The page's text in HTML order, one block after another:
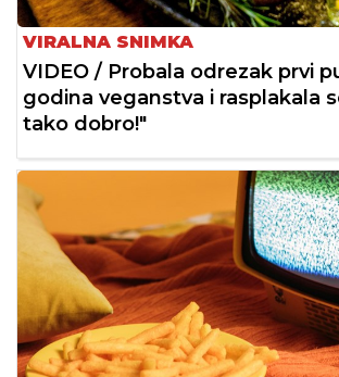
VIRALNA SNIMKA
VIDEO / Probala odrezak prvi
godina veganstva i rasplakala
tako dobro!"